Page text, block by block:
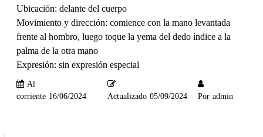
Ubicación: delante del cuerpo
Movimiento y dirección: comience con la mano levantada
frente al hombro, luego toque la yema del dedo índice a la
palma de la otra mano
Expresión: sin expresión especial
Al
corriente 16/06/2024 Actualizado 05/09/2024 Por admin